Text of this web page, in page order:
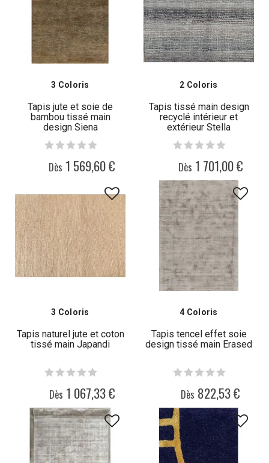
3 Coloris
Tapis jute et soie de
bambou tissé main
design Siena
Dès 1 569,60 €
2 Coloris
Tapis tissé main design
recyclé intérieur et
extérieur Stella
Dès 1 701,00 €
3 Coloris
Tapis naturel jute et coton
tissé main Japandi
Dès 1 067,33 €
4 Coloris
Tapis tencel effet soie
design tissé main Erased
Dès 822,53 €